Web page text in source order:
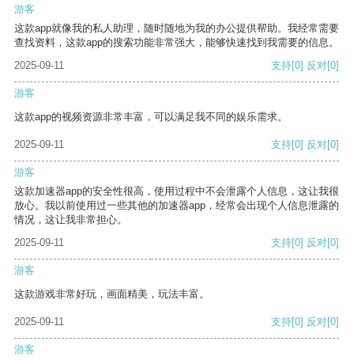
游客
这款app就像我的私人助理，随时随地为我的办公提供帮助。我经常需要
查找资料，这款app的搜索功能非常强大，能够快速找到我需要的信息。
2025-09-11
支持[0] 反对[0]
游客
这款app的视频资源非常丰富，可以满足我不同的娱乐需求。
2025-09-11 支持[0] 反对[0]
游客
这款加速器app的安全性很高，使用过程中不会泄露个人信息，这让我很
放心。我以前使用过一些其他的加速器app，经常会出现个人信息泄露的
情况，这让我非常担心。
2025-09-11
支持[0] 反对[0]
游客
这款游戏非常好玩，画面精美，玩法丰富。
2025-09-11 支持[0] 反对[0]
游客